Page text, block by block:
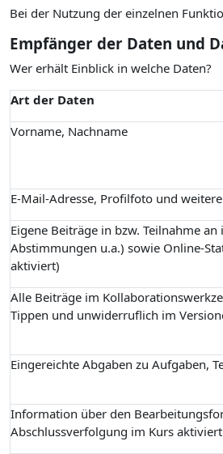
Bei der Nutzung der einzelnen
Empfänger der Daten und
Wer erhält Einblick in welche Daten?
Art der Daten
Vorname, Nachname
E-Mail-Adresse, Profilfoto und
Eigene Beiträge in bzw. Teilnahme
Abstimmungen u.a.) sowie Online-
aktiviert)
Alle Beiträge im
Tippen und unwiderruflich im
Eingereichte Abgaben zu Aufgaben,
Information über den
Abschlussverfolgung im Kurs